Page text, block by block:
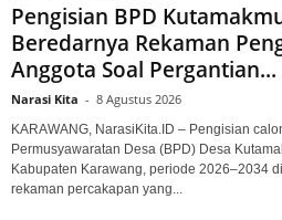
Pengisian BPD
Beredarnya Rekaman
Anggota Soal Pergantian...
Narasi Kita - 8 Agustus 2026
KARAWANG, NarasiKita.ID – Pengisian
Permusyawaratan Desa (BPD) Desa
Kabupaten Karawang, periode 2026–2034
rekaman percakapan yang...